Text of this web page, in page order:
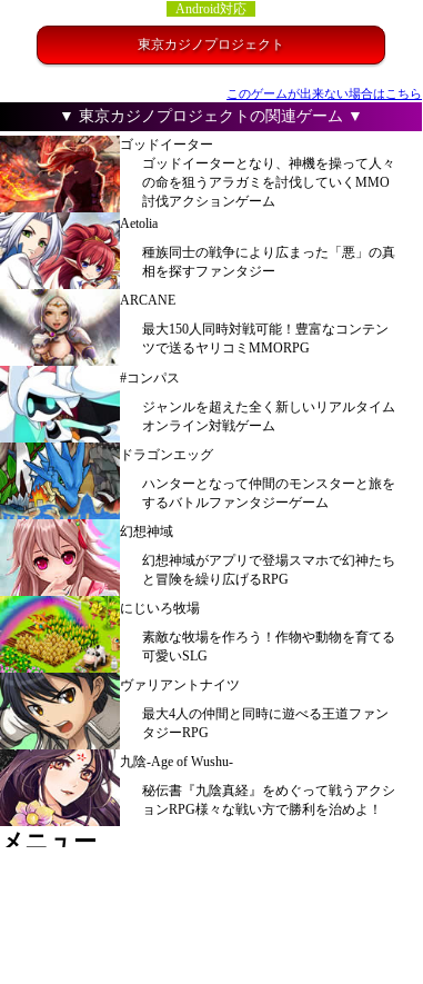
Android対応
東京カジノプロジェクト
このゲームが出来ない場合はこちら
▼ 東京カジノプロジェクトの関連ゲーム ▼
ゴッドイーター
ゴッドイーターとなり、神機を操って人々
の命を狙うアラガミを討伐していくMMO
討伐アクションゲーム
Aetolia
種族同士の戦争により広まった「悪」の真
相を探すファンタジー
ARCANE
最大150人同時対戦可能！豊富なコンテン
ツで送るヤリコミMMORPG
#コンパス
ジャンルを超えた全く新しいリアルタイム
オンライン対戦ゲーム
ドラゴンエッグ
ハンターとなって仲間のモンスターと旅を
するバトルファンタジーゲーム
幻想神域
幻想神域がアプリで登場スマホで幻神たち
と冒険を繰り広げるRPG
にじいろ牧場
素敵な牧場を作ろう！作物や動物を育てる
可愛いSLG
ヴァリアントナイツ
最大4人の仲間と同時に遊べる王道ファン
タジーRPG
九陰-Age of Wushu-
秘伝書『九陰真経』をめぐって戦うアクシ
ョンRPG様々な戦い方で勝利を治めよ！
メニュー